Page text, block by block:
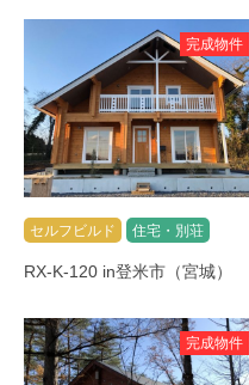
完成物件
セルフビルド 住宅・別荘
RX-K-120 in登米市（宮城）
完成物件